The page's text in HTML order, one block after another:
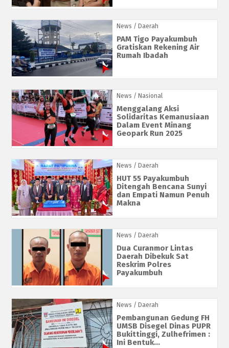
News / Daerah
PAM Tigo Payakumbuh
Gratiskan Rekening Air
Rumah Ibadah
News / Nasional
Menggalang Aksi
Solidaritas Kemanusiaan
Dalam Event Minang
Geopark Run 2025
News / Daerah
HUT 55 Payakumbuh
Ditengah Bencana Sunyi
dan Empati Namun Penuh
Makna
News / Daerah
Dua Curanmor Lintas
Daerah Dibekuk Sat
Reskrim Polres
Payakumbuh
News / Daerah
Pembangunan Gedung FH
UMSB Disegel Dinas PUPR
Bukittinggi, Zulhefrimen :
Ini Bentuk...